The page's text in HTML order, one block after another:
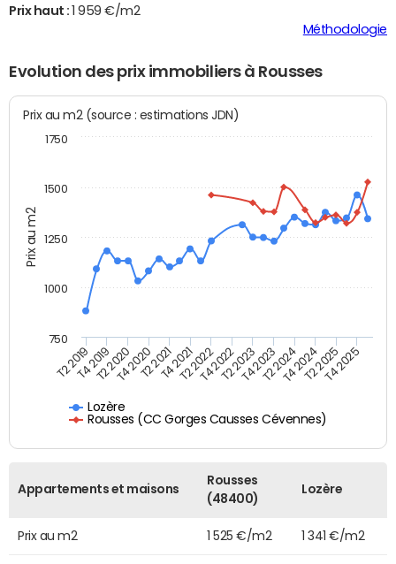
Prix haut :
1 959 €/m2
Méthodologie
Evolution des prix immobiliers à Rousses
Prix au m2
Prix au m2 (source : estimations JDN)
Lozère
Rousses (CC Gorges Causses Cévennes)
T2 2019T4 2019T2 2020T4 2020T2 2021T4 2021T2 2022T4 2022T2 2023T4 2023T2 2024T4 2024T2 2025T4 2025
1000
750
1250
1500
1750
Appartements et maisons
Rousses
(48400)
Lozère
Prix au m2 1 525 €/m2 1 341 €/m2